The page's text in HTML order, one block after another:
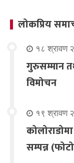
लोकप्रिय
१८ श्रावण
गुरुसम्मान
विमोचन
१९ श्रावण
सम्पन्न